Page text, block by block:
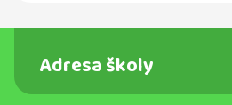
Adresa školy